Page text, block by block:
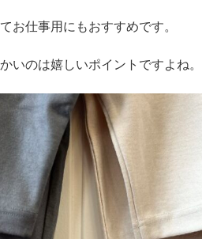
お仕事用にもおすすめです。
いのは嬉しいポイントですよね。